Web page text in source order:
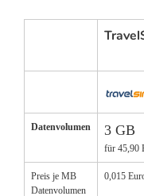
Datenvolumen 3 GB
für 45,90
Preis je MB
Datenvolumen
0,015